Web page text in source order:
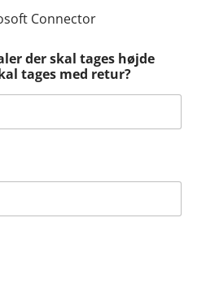
Connector
der skal tages højde
tages med retur?